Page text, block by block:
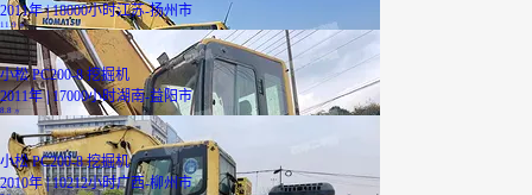
2011年 | 18000小时江苏-扬州市
11.9万
小松 PC200-8 挖掘机
2011年 | 17000小时湖南-益阳市
8.8 万
小松 PC200-8 挖掘机
2010年 | 10212小时广西-柳州市